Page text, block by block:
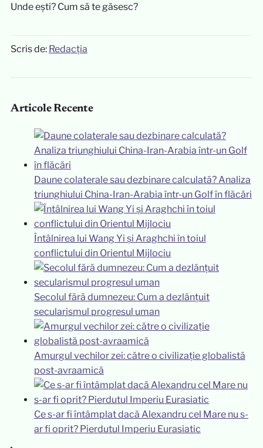
Unde ești? Cum să te găsesc?
Scris de: Redacția
Articole Recente
Daune colaterale sau dezbinare calculată? Analiza
triunghiului China-Iran-Arabia într-un Golf în flăcări
Întâlnirea lui Wang Yi și Araghchi în toiul
conflictului din Orientul Mijlociu
Secolul fără dumnezeu: Cum a dezlănțuit
secularismul progresul uman
Amurgul vechilor zei: către o civilizație globalistă
post-avraamică
Ce s-ar fi întâmplat dacă Alexandru cel Mare nu s-
ar fi oprit? Pierdutul Imperiu Eurasiatic